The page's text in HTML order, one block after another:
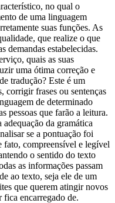
no qual o
de uma linguagem
suas funções. As
que realize o que
demandas estabelecidas.
quais as suas
uma ótima correção e
tradução? Este é um
corrigir frases ou sentenças
de determinado
pessoas que farão a leitura.
da gramática
se a pontuação foi
fato, compreensível e legível
o sentido do texto
as informações passam
ao texto, seja ele de um
que querem atingir novos
encarregado de.